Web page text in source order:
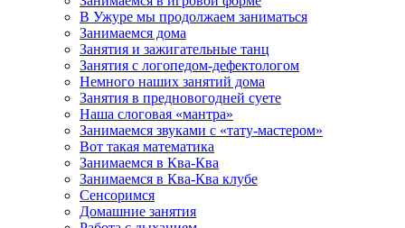
В Ужуре мы продолжаем заниматься
Занимаемся дома
Занятия и зажигательные танц
Занятия с логопедом-дефектологом
Немного наших занятий дома
Занятия в предновогодней суете
Наша слоговая «мантра»
Занимаемся звуками с «тату-мастером»
Вот такая математика
Занимаемся в Ква-Ква
Занимаемся в Ква-Ква клубе
Сенсоримся
Домашние занятия